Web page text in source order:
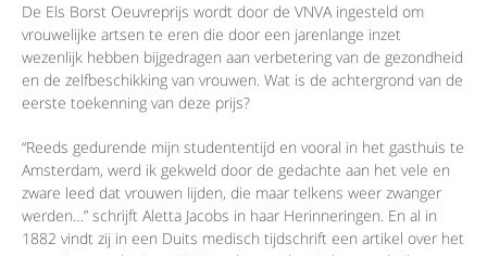
De Els Borst Oeuvreprijs wordt door de VNVA ingesteld om
vrouwelijke artsen te eren die door een jarenlange inzet
wezenlijk hebben bijgedragen aan verbetering van de gezondheid
en de zelfbeschikking van vrouwen. Wat is de achtergrond van de
eerste toekenning van deze prijs?
“Reeds gedurende mijn studententijd en vooral in het gasthuis te
Amsterdam, werd ik gekweld door de gedachte aan het vele en
zware leed dat vrouwen lijden, die maar telkens weer zwanger
werden…” schrijft Aletta Jacobs in haar Herinneringen. En al in
1882 vindt zij in een Duits medisch tijdschrift een artikel over het